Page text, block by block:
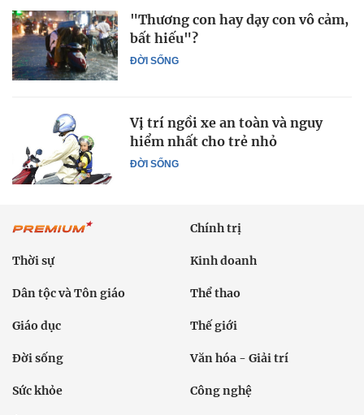
ĐỜI SỐNG
"Thương con hay dạy con vô cảm,
bất hiếu"?
ĐỜI SỐNG
Vị trí ngồi xe an toàn và nguy
hiểm nhất cho trẻ nhỏ
Chính trị
Thời sự Kinh doanh
Dân tộc và Tôn giáo Thể thao
Giáo dục Thế giới
Đời sống Văn hóa - Giải trí
Sức khỏe Công nghệ